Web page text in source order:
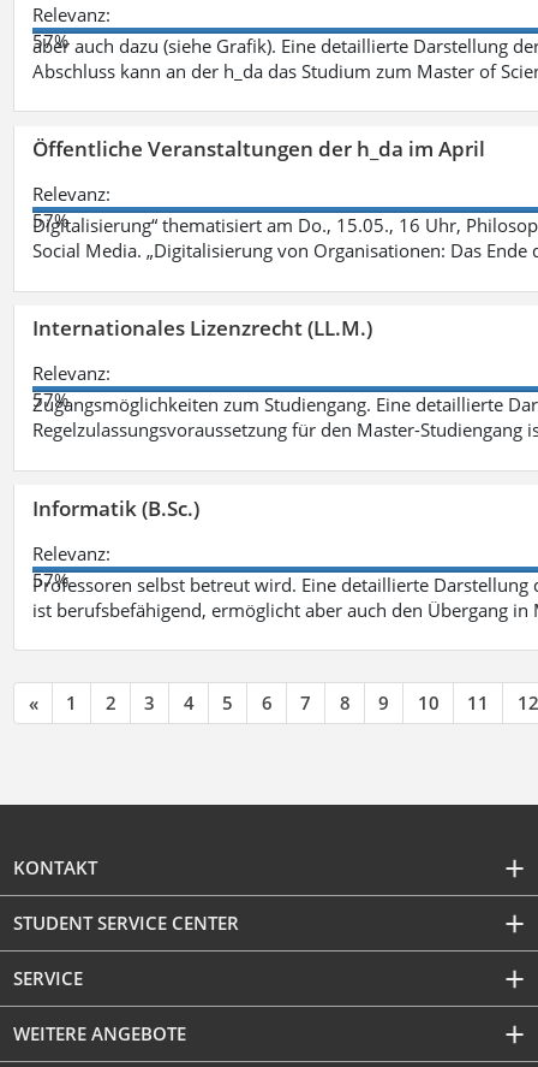
Relevanz:
57%
aber auch dazu (siehe Grafik). Eine detaillierte Darstellung
Abschluss kann an der h_da das Studium zum Master of
Öffentliche Veranstaltungen der h_da im April
Relevanz:
57%
Digitalisierung“ thematisiert am Do., 15.05., 16 Uhr,
Social Media. „Digitalisierung von Organisationen: Das Ende
Internationales Lizenzrecht (LL.M.)
Relevanz:
57%
Zugangsmöglichkeiten zum Studiengang. Eine detaillierte
Regelzulassungsvoraussetzung für den Master-
Informatik (B.Sc.)
Relevanz:
57%
Professoren selbst betreut wird. Eine detaillierte
ist berufsbefähigend, ermöglicht aber auch den Übergang in
« 1 2 3 4 5 6 7 8 9 10 11 12
KONTAKT
STUDENT SERVICE CENTER
SERVICE
WEITERE ANGEBOTE